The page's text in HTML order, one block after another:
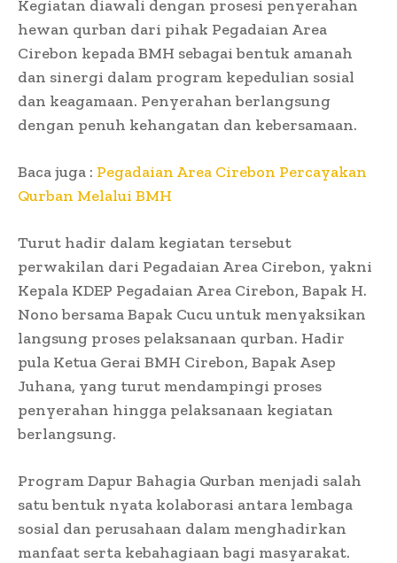
Kegiatan diawali dengan prosesi penyerahan
hewan qurban dari pihak Pegadaian Area
Cirebon kepada BMH sebagai bentuk amanah
dan sinergi dalam program kepedulian sosial
dan keagamaan. Penyerahan berlangsung
dengan penuh kehangatan dan kebersamaan.
Baca juga : Pegadaian Area Cirebon Percayakan
Qurban Melalui BMH
Turut hadir dalam kegiatan tersebut
perwakilan dari Pegadaian Area Cirebon, yakni
Kepala KDEP Pegadaian Area Cirebon, Bapak H.
Nono bersama Bapak Cucu untuk menyaksikan
langsung proses pelaksanaan qurban. Hadir
pula Ketua Gerai BMH Cirebon, Bapak Asep
Juhana, yang turut mendampingi proses
penyerahan hingga pelaksanaan kegiatan
berlangsung.
Program Dapur Bahagia Qurban menjadi salah
satu bentuk nyata kolaborasi antara lembaga
sosial dan perusahaan dalam menghadirkan
manfaat serta kebahagiaan bagi masyarakat.